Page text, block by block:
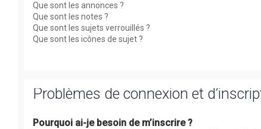
Que sont les annonces ?
Que sont les notes ?
Que sont les sujets verrouillés ?
Que sont les icônes de sujet ?
Problèmes de connexion et
Pourquoi ai-je besoin de m’inscrire ?